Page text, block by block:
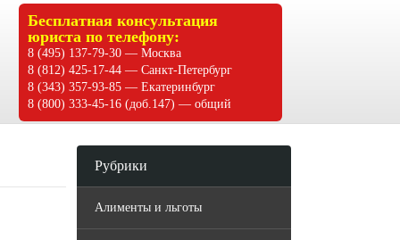
Бесплатная консультация
юриста по телефону:
8 (495) 137-79-30 — Москва
8 (812) 425-17-44 — Санкт-Петербург
8 (343) 357-93-85 — Екатеринбург
8 (800) 333-45-16 (доб.147) — общий
Рубрики
Алименты и льготы